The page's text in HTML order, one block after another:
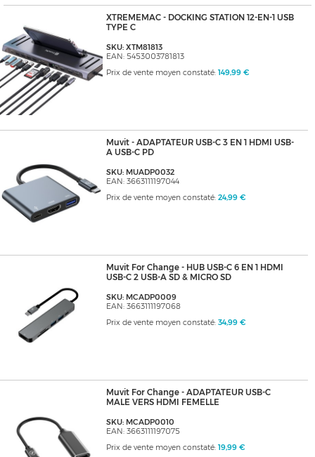
XTREMEMAC - DOCKING STATION 12-EN-1 USB
TYPE C
SKU: XTM81813
EAN: 5453003781813
Prix de vente moyen constaté: 149,99 €
Muvit - ADAPTATEUR USB-C 3 EN 1 HDMI USB-
A USB-C PD
SKU: MUADP0032
EAN: 3663111197044
Prix de vente moyen constaté: 24,99 €
Muvit For Change - HUB USB-C 6 EN 1 HDMI
USB-C 2 USB-A SD & MICRO SD
SKU: MCADP0009
EAN: 3663111197068
Prix de vente moyen constaté: 34,99 €
Muvit For Change - ADAPTATEUR USB-C
MALE VERS HDMI FEMELLE
SKU: MCADP0010
EAN: 3663111197075
Prix de vente moyen constaté: 19,99 €